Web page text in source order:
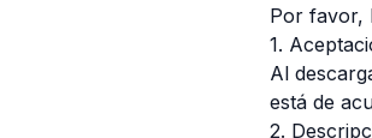
Por favor,
1.
Al
está de
2.